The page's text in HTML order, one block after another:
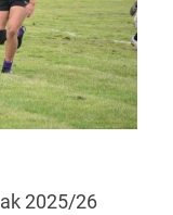
2025/26